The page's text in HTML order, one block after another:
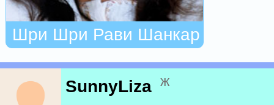
Шри Шри Рави Шанкар
SunnyLiza ж